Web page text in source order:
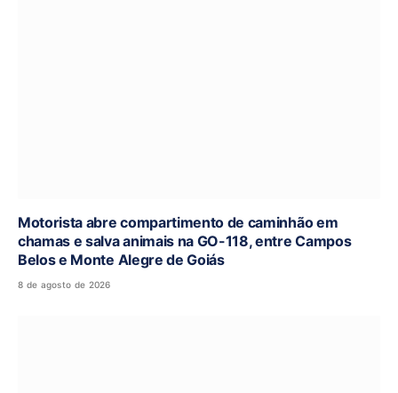
Motorista abre compartimento de caminhão em
chamas e salva animais na GO-118, entre Campos
Belos e Monte Alegre de Goiás
8 de agosto de 2026